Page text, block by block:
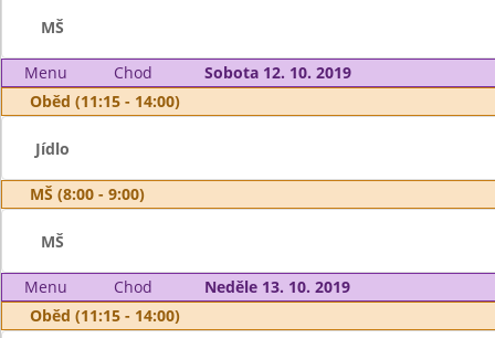
MŠ
Menu Chod
Sobota 12. 10. 2019
Oběd (11:15 - 14:00)
Jídlo
MŠ (8:00 - 9:00)
MŠ
Menu Chod
Neděle 13. 10. 2019
Oběd (11:15 - 14:00)